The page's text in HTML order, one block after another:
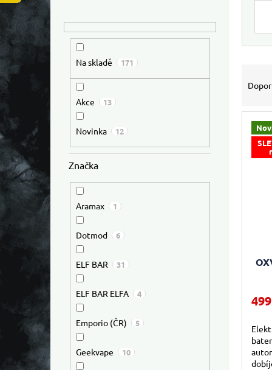
Na skladě 171
Akce 13
Novinka 12
Značka
Aramax 1
Dotmod 6
ELF BAR 31
ELF BAR ELFA 4
Emporio (ČR) 5
Geekvape 10